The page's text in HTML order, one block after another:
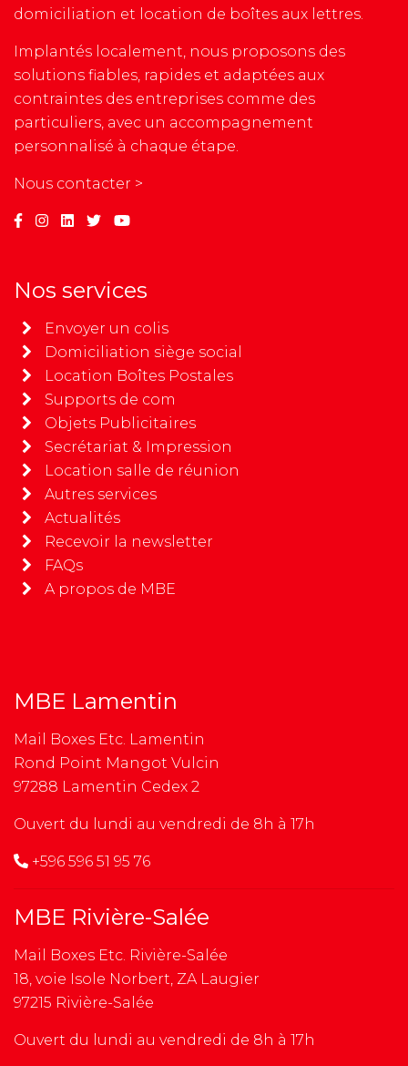
domiciliation et location de boîtes aux lettres.
Implantés localement, nous proposons des
solutions fiables, rapides et adaptées aux
contraintes des entreprises comme des
particuliers, avec un accompagnement
personnalisé à chaque étape.
Nous contacter >
Nos services
Envoyer un colis
Domiciliation siège social
Location Boîtes Postales
Supports de com
Objets Publicitaires
Secrétariat & Impression
Location salle de réunion
Autres services
Actualités
Recevoir la newsletter
FAQs
A propos de MBE
MBE Lamentin
Mail Boxes Etc. Lamentin
Rond Point Mangot Vulcin
97288 Lamentin Cedex 2
Ouvert du lundi au vendredi de 8h à 17h
+596 596 51 95 76
MBE Rivière-Salée
Mail Boxes Etc. Rivière-Salée
18, voie Isole Norbert, ZA Laugier
97215 Rivière-Salée
Ouvert du lundi au vendredi de 8h à 17h